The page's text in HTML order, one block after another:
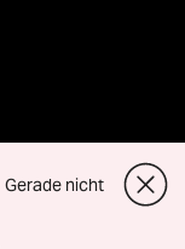
Gerade nicht